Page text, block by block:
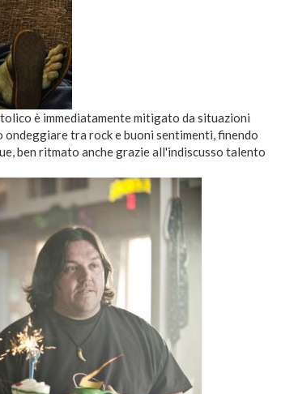
è immediatamente mitigato da situazioni
tra rock e buoni sentimenti, finendo
ben ritmato anche grazie all'indiscusso talento